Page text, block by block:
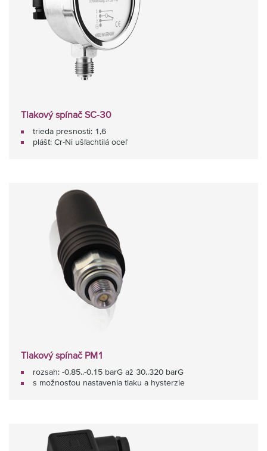
Tlakový spínač SC-30
trieda presnosti: 1,6
plášť: Cr-Ni ušľachtilá oceľ
Tlakový spínač PM1
rozsah: -0,85..-0,15 barG až 30..320 barG
s možnosťou nastavenia tlaku a hysterzie